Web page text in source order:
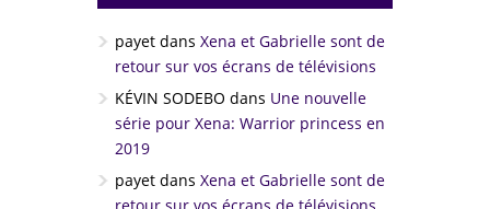
payet dans Xena et Gabrielle sont de
retour sur vos écrans de télévisions
KÉVIN SODEBO dans Une nouvelle
série pour Xena: Warrior princess en
2019
payet dans Xena et Gabrielle sont de